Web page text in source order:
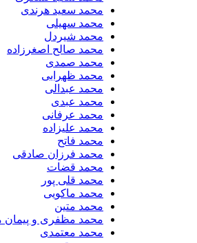
محمد سعید هرندی
محمد سهیلی
​محمد شیردل
محمد صالح اصغرزاده
محمد صمدی
محمد ظهرابی
محمد عبدالی
محمد عبدی
محمد عرفانی
محمد علیزاده
محمد فاتح
محمد فرزان صادقی
محمد قضات
محمد قلی پور
محمد ماکویی
محمد متین
محمد مظفری و پیمان مرادی
محمد معتمدی